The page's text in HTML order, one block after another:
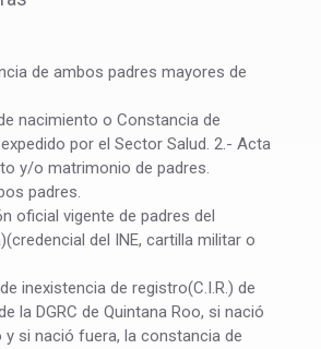
de ambos padres mayores de
nacimiento o Constancia de
por el Sector Salud. 2.- Acta
y/o matrimonio de padres.
padres.
oficial vigente de padres del
del INE, cartilla militar o
inexistencia de registro(C.I.R.) de
la DGRC de Quintana Roo, si nació
y si nació fuera, la constancia de